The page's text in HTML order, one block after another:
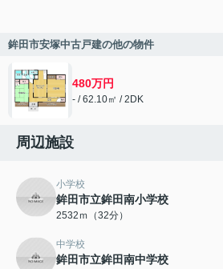
鉾田市安塚中古戸建の他の物件
480万円
- / 62.10㎡ / 2DK
周辺施設
小学校
鉾田市立鉾田南小学校
2532ｍ（32分）
中学校
鉾田市立鉾田南中学校